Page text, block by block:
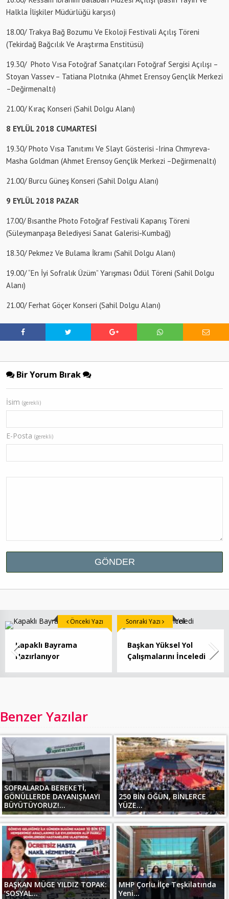
Halkla İlişkiler Müdürlüğü karşısı)
18.00/ Trakya Bağ Bozumu Ve Ekoloji Festivali Açılış Töreni
(Tekirdağ Bağcılık Ve Araştırma Enstitüsü)
19.30/ Photo Vısa Fotoğraf Sanatçıları Fotoğraf Sergisi Açılışı –
Stoyan Vassev – Tatiana Plotnıka (Ahmet Erensoy Gençlik Merkezi
–Değirmenaltı)
21.00/ Kıraç Konseri (Sahil Dolgu Alanı)
8 EYLÜL 2018 CUMARTESİ
19.30/ Photo Vısa Tanıtımı Ve Slayt Gösterisi -Irina Chmyreva-
Masha Goldman (Ahmet Erensoy Gençlik Merkezi –Değirmenaltı)
21.00/ Burcu Güneş Konseri (Sahil Dolgu Alanı)
9 EYLÜL 2018 PAZAR
17.00/ Bısanthe Photo Fotoğraf Festivali Kapanış Töreni
(Süleymanpaşa Belediyesi Sanat Galerisi-Kumbağ)
18.30/ Pekmez Ve Bulama İkramı (Sahil Dolgu Alanı)
19.00/ “En İyi Sofralık Üzüm” Yarışması Ödül Töreni (Sahil Dolgu
Alanı)
21.00/ Ferhat Göçer Konseri (Sahil Dolgu Alanı)
Bir Yorum Bırak
İsim (gerekli)
E-Posta (gerekli)
Kapaklı Bayrama
Hazırlanıyor
Önceki Yazı
Başkan Yüksel Yol
Çalışmalarını İnceledi
Sonraki Yazı
Benzer Yazılar
SOFRALARDA BEREKETİ,
GÖNÜLLERDE DAYANIŞMAYI
BÜYÜTÜYORUZ!...
250 BİN ÖĞÜN, BİNLERCE
YÜZE...
BAŞKAN MÜGE YILDIZ TOPAK:
‘SOSYAL...
MHP Çorlu İlçe Teşkilatında
Yeni...